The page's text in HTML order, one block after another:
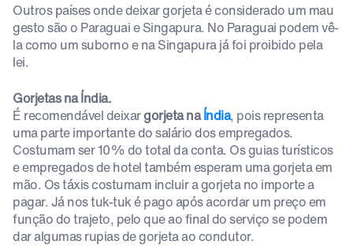
Outros países onde deixar gorjeta é considerado um mau
gesto são o Paraguai e Singapura. No Paraguai podem vê-
la como um suborno e na Singapura já foi proibido pela
lei.
Gorjetas na Índia.
É recomendável deixargorjeta naÍndia, pois representa
uma parte importante do salário dos empregados.
Costumam ser 10% do total da conta. Os guias turísticos
e empregados de hotel também esperam uma gorjeta em
mão. Os táxis costumam incluir a gorjeta no importe a
pagar. Já nos tuk-tuk é pago após acordar um preço em
função do trajeto, pelo que ao final do serviço se podem
dar algumas rupias de gorjeta ao condutor.